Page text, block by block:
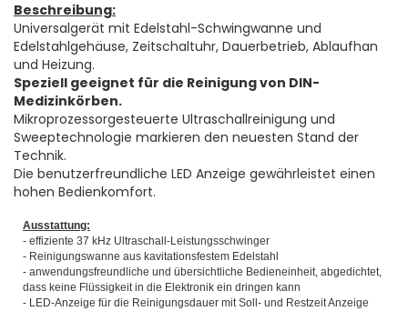
Beschreibung:
Universalgerät mit Edelstahl-Schwingwanne und
Edelstahlgehäuse, Zeitschaltuhr, Dauerbetrieb, Ablaufhan
und Heizung.
Speziell geeignet für die Reinigung von DIN-
Medizinkörben.
Mikroprozessorgesteuerte Ultraschallreinigung und
Sweeptechnologie markieren den neuesten Stand der
Technik.
Die benutzerfreundliche LED Anzeige gewährleistet einen
hohen Bedienkomfort.
Ausstattung:
- effiziente 37 kHz Ultraschall-Leistungsschwinger
- Reinigungswanne aus kavitationsfestem Edelstahl
- anwendungsfreundliche und übersichtliche Bedieneinheit, abgedichtet,
dass keine Flüssigkeit in die Elektronik ein dringen kann
- LED-Anzeige für die Reinigungsdauer mit Soll- und Restzeit Anzeige